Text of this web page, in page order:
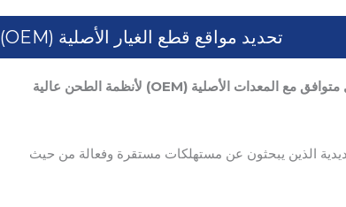
تحديد مواقع قطع الغيار الأصلية (OEM)
قرص طحن بديل متوافق مع المعدات الأصلية (OEM) لأنظمة الطحن عالية
الذين يبحثون عن مستهلكات مستقرة وفعالة من حيث